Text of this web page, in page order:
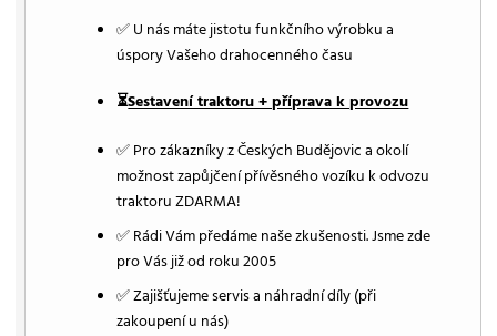
✅ U nás máte jistotu funkčního výrobku a
úspory Vašeho drahocenného času
⏳Sestavení traktoru + příprava k provozu
✅ Pro zákazníky z Českých Budějovic a okolí
možnost zapůjčení přívěsného vozíku k odvozu
traktoru ZDARMA!
✅ Rádi Vám předáme naše zkušenosti. Jsme zde
pro Vás již od roku 2005
✅ Zajišťujeme servis a náhradní díly (při
zakoupení u nás)